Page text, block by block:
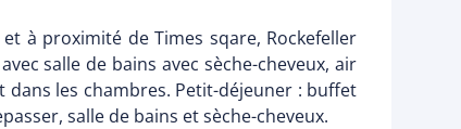
à proximité de Times sqare, Rockefeller
salle de bains avec sèche-cheveux, air
les chambres. Petit-déjeuner : buffet
salle de bains et sèche-cheveux.